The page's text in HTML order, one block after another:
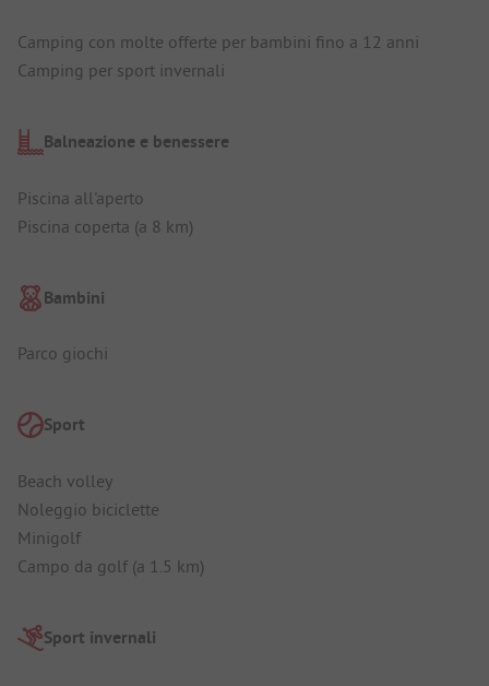
Camping con molte offerte per bambini fino a 12 anni
Camping per sport invernali
Balneazione e benessere
Piscina all'aperto
Piscina coperta (a 8 km)
Bambini
Parco giochi
Sport
Beach volley
Noleggio biciclette
Minigolf
Campo da golf (a 1.5 km)
Sport invernali